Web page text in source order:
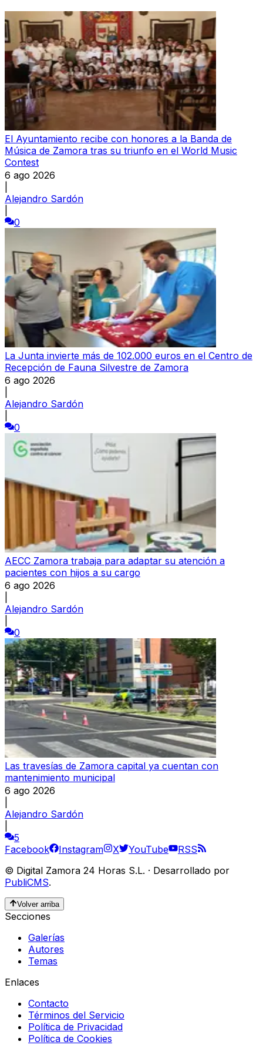
El Ayuntamiento recibe con honores a la Banda de
Música de Zamora tras su triunfo en el World Music
Contest
6 ago 2026
Alejandro Sardón
0
La Junta invierte más de 102.000 euros en el Centro de
Recepción de Fauna Silvestre de Zamora
6 ago 2026
Alejandro Sardón
0
AECC Zamora trabaja para adaptar su atención a
pacientes con hijos a su cargo
6 ago 2026
Alejandro Sardón
0
Las travesías de Zamora capital ya cuentan con
mantenimiento municipal
6 ago 2026
Alejandro Sardón
5
Facebook
Instagram X YouTube
RSS
© Digital Zamora 24 Horas S.L. · Desarrollado por
PubliCMS.
Volver arriba
Secciones
Galerías
Autores
Temas
Enlaces
Contacto
Términos del Servicio
Política de Privacidad
Política de Cookies